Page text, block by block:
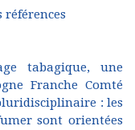
tabagique, une
Franche Comté
: les
sont orientées